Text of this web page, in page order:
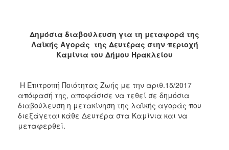
2010
2006
ΤΟΠΟΣ
Δημόσια διαβούλευση για τη μεταφορά της
Λαϊκής Αγοράς της Δευτέρας στην περιοχή
Καμίνια του Δήμου Ηρακλείου
Η Επιτροπή Ποιότητας Ζωής με την αριθ.15/2017
απόφασή της, αποφάσισε να τεθεί σε δημόσια
διαβούλευση η μετακίνηση της λαϊκής αγοράς που
διεξάγεται κάθε Δευτέρα στα Καμίνια και να
μεταφερθεί.